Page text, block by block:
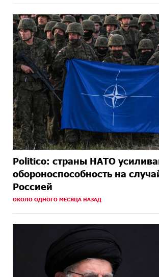
Politico: страны НАТО
обороноспособность на
Россией
ОКОЛО ОДНОГО МЕСЯЦА НАЗАД